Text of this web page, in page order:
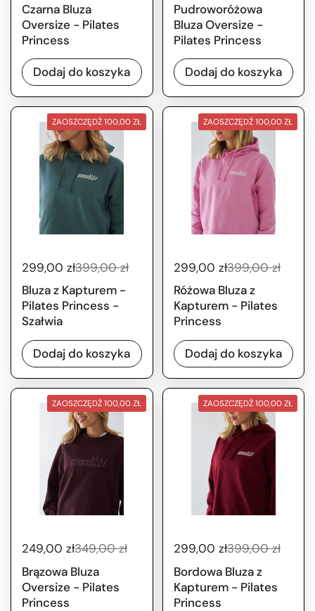
Czarna Bluza
Oversize - Pilates
Princess
Dodaj do koszyka
Pudroworóżowa
Bluza Oversize -
Pilates Princess
Dodaj do koszyka
ZAOSZCZĘDŹ 100,00 ZŁ
299,00 zł399,00 zł
Bluza z Kapturem -
Pilates Princess -
Szałwia
Dodaj do koszyka
ZAOSZCZĘDŹ 100,00 ZŁ
299,00 zł399,00 zł
Różowa Bluza z
Kapturem - Pilates
Princess
Dodaj do koszyka
ZAOSZCZĘDŹ 100,00 ZŁ
249,00 zł349,00 zł
Brązowa Bluza
Oversize - Pilates
Princess
ZAOSZCZĘDŹ 100,00 ZŁ
299,00 zł399,00 zł
Bordowa Bluza z
Kapturem - Pilates
Princess